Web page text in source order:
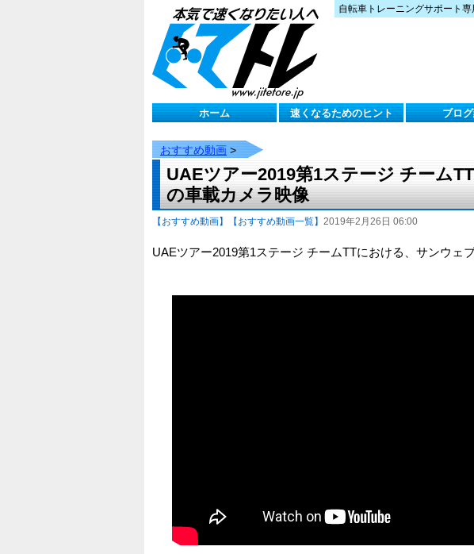
自転車トレーニングサポート専
ホーム 速くなるためのヒント ブロ
おすすめ動画 >
UAEツアー2019第1ステージ チーム
の車載カメラ映像
【おすすめ動画】 【おすすめ動画一覧】 2019年2月26日 06:00
UAEツアー2019第1ステージ チームTTにおける、サンウェ